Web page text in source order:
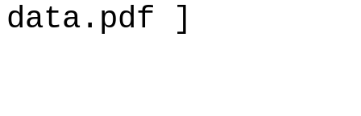
data.pdf ]